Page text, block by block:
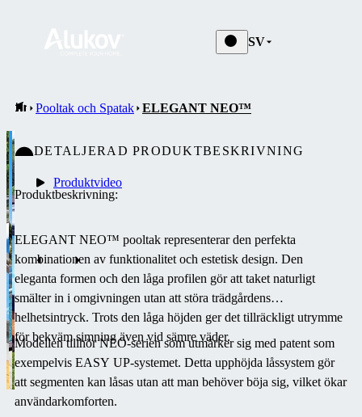
SV
Pooltak och Spatak ELEGANT NEO™
Produktvideo
DETALJERAD PRODUKTBESKRIVNING
Produktbeskrivning:
ELEGANT NEO™ pooltak representerar den perfekta
kombinationen av funktionalitet och estetisk design. Den
eleganta formen och den låga profilen gör att taket naturligt
smälter in i omgivningen utan att störa trädgårdens
helhetsintryck. Trots den låga höjden ger det tillräckligt utrymme
för bekväm simning även vid sämre väder.
Modellen tillhör NEO-serien som utmärker sig med patent som
exempelvis EASY UP-systemet. Detta upphöjda låssystem gör
att segmenten kan låsas utan att man behöver böja sig, vilket ökar
användarkomforten.